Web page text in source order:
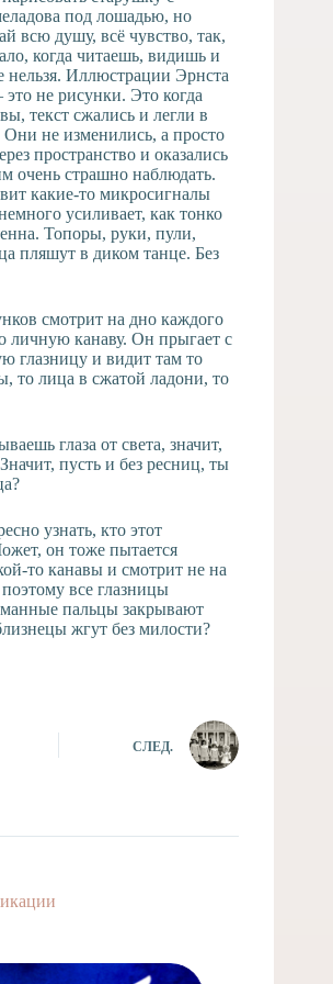
под лошадью, но
всю душу, всё чувство, так,
когда читаешь, видишь и
Иллюстрации Эрнста
не рисунки. Это когда
текст сжались и легли в
Они не изменились, а просто
пространство и оказались
очень страшно наблюдать.
какие-то микросигналы
усиливает, как тонко
Топоры, руки, пули,
пляшут в диком танце. Без
смотрит на дно каждого
личную канаву. Он прыгает с
глазницу и видит там то
то лица в сжатой ладони, то
глаза от света, значит,
пусть и без ресниц, ты
узнать, кто этот
он тоже пытается
то канавы и смотрит не на
все глазницы
пальцы закрывают
жгут без милости?
СЛЕД.